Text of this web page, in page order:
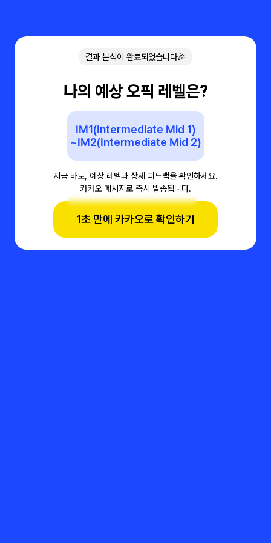
결과 분석이 완료되었습니다🎉
나의 예상 오픽 레벨은?
IM1(Intermediate Mid 1)
~IM2(Intermediate Mid 2)
지금 바로, 예상 레벨과 상세 피드백을 확인하세요.
카카오 메시지로 즉시 발송됩니다.
1초 만에 카카오로 확인하기